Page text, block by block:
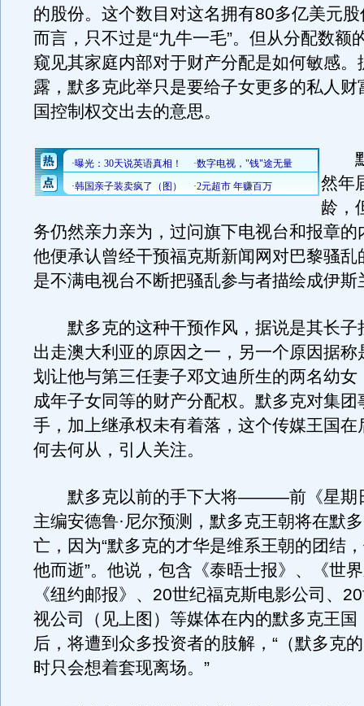
的股份。这个数目对这名拥有80多亿美元
而言，只不过是“九牛一毛”。但从分配数额
窥见其家庭内部对于财产分配是如何敏感。
露，默多克此举只是要给子女更多的私人财
国控制权交出去的意思。
默
然年
龄，
务仍然亲力亲为，过问旗下电视台和报章的
他便承认曾经干预福克斯新闻网对巴黎骚乱
是不满电视台不断把骚乱参与者描绘成伊斯
默多克的这种干预作风，据说是其长子
出走澳大利亚的原因之一，另一个原因据称
划让他与第三任妻子邓文迪所生的两名幼女
成年子女同等的财产分配权。默多克对集团
手，加上继承权未有着落，这个传媒王国在
何去何从，引人关注。
默多克以前的手下大将———前《星期
主编安德鲁·尼尔预测，默多克王朝将在默
亡，因为“默多克的才华是维系王朝的团结
他而逝”。他说，包含《泰晤士报》、《世
《纽约邮报》、20世纪福克斯电影公司、
视公司（见上图）等媒体在内的默多克王国
后，将遭到众多投资者的肢解，“（默多克
时只会想着套现离场。”